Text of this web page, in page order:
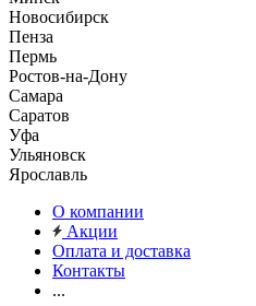
Новосибирск
Пенза
Пермь
Ростов-на-Дону
Самара
Саратов
Уфа
Ульяновск
Ярославль
О компании
Акции
Оплата и доставка
Контакты
...